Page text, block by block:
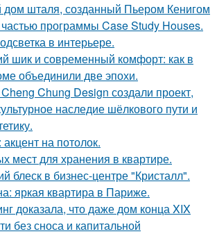
шталя, созданный Пьером Кенигом
программы Case Study Houses.
в интерьере.
шик и современный комфорт: как в
объединили две эпохи.
Chung Design создали проект,
наследие шёлкового пути и
на потолок.
мест для хранения в квартире.
блеск в бизнес-центре "Кристалл".
яркая квартира в Париже.
доказала, что даже дом конца XIX
без сноса и капитальной